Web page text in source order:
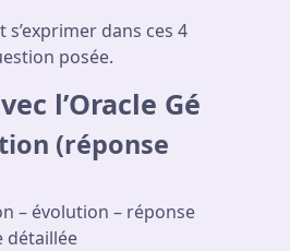
dans ces 4
posée.
l’Oracle Gé
(réponse
– évolution – réponse
détaillée